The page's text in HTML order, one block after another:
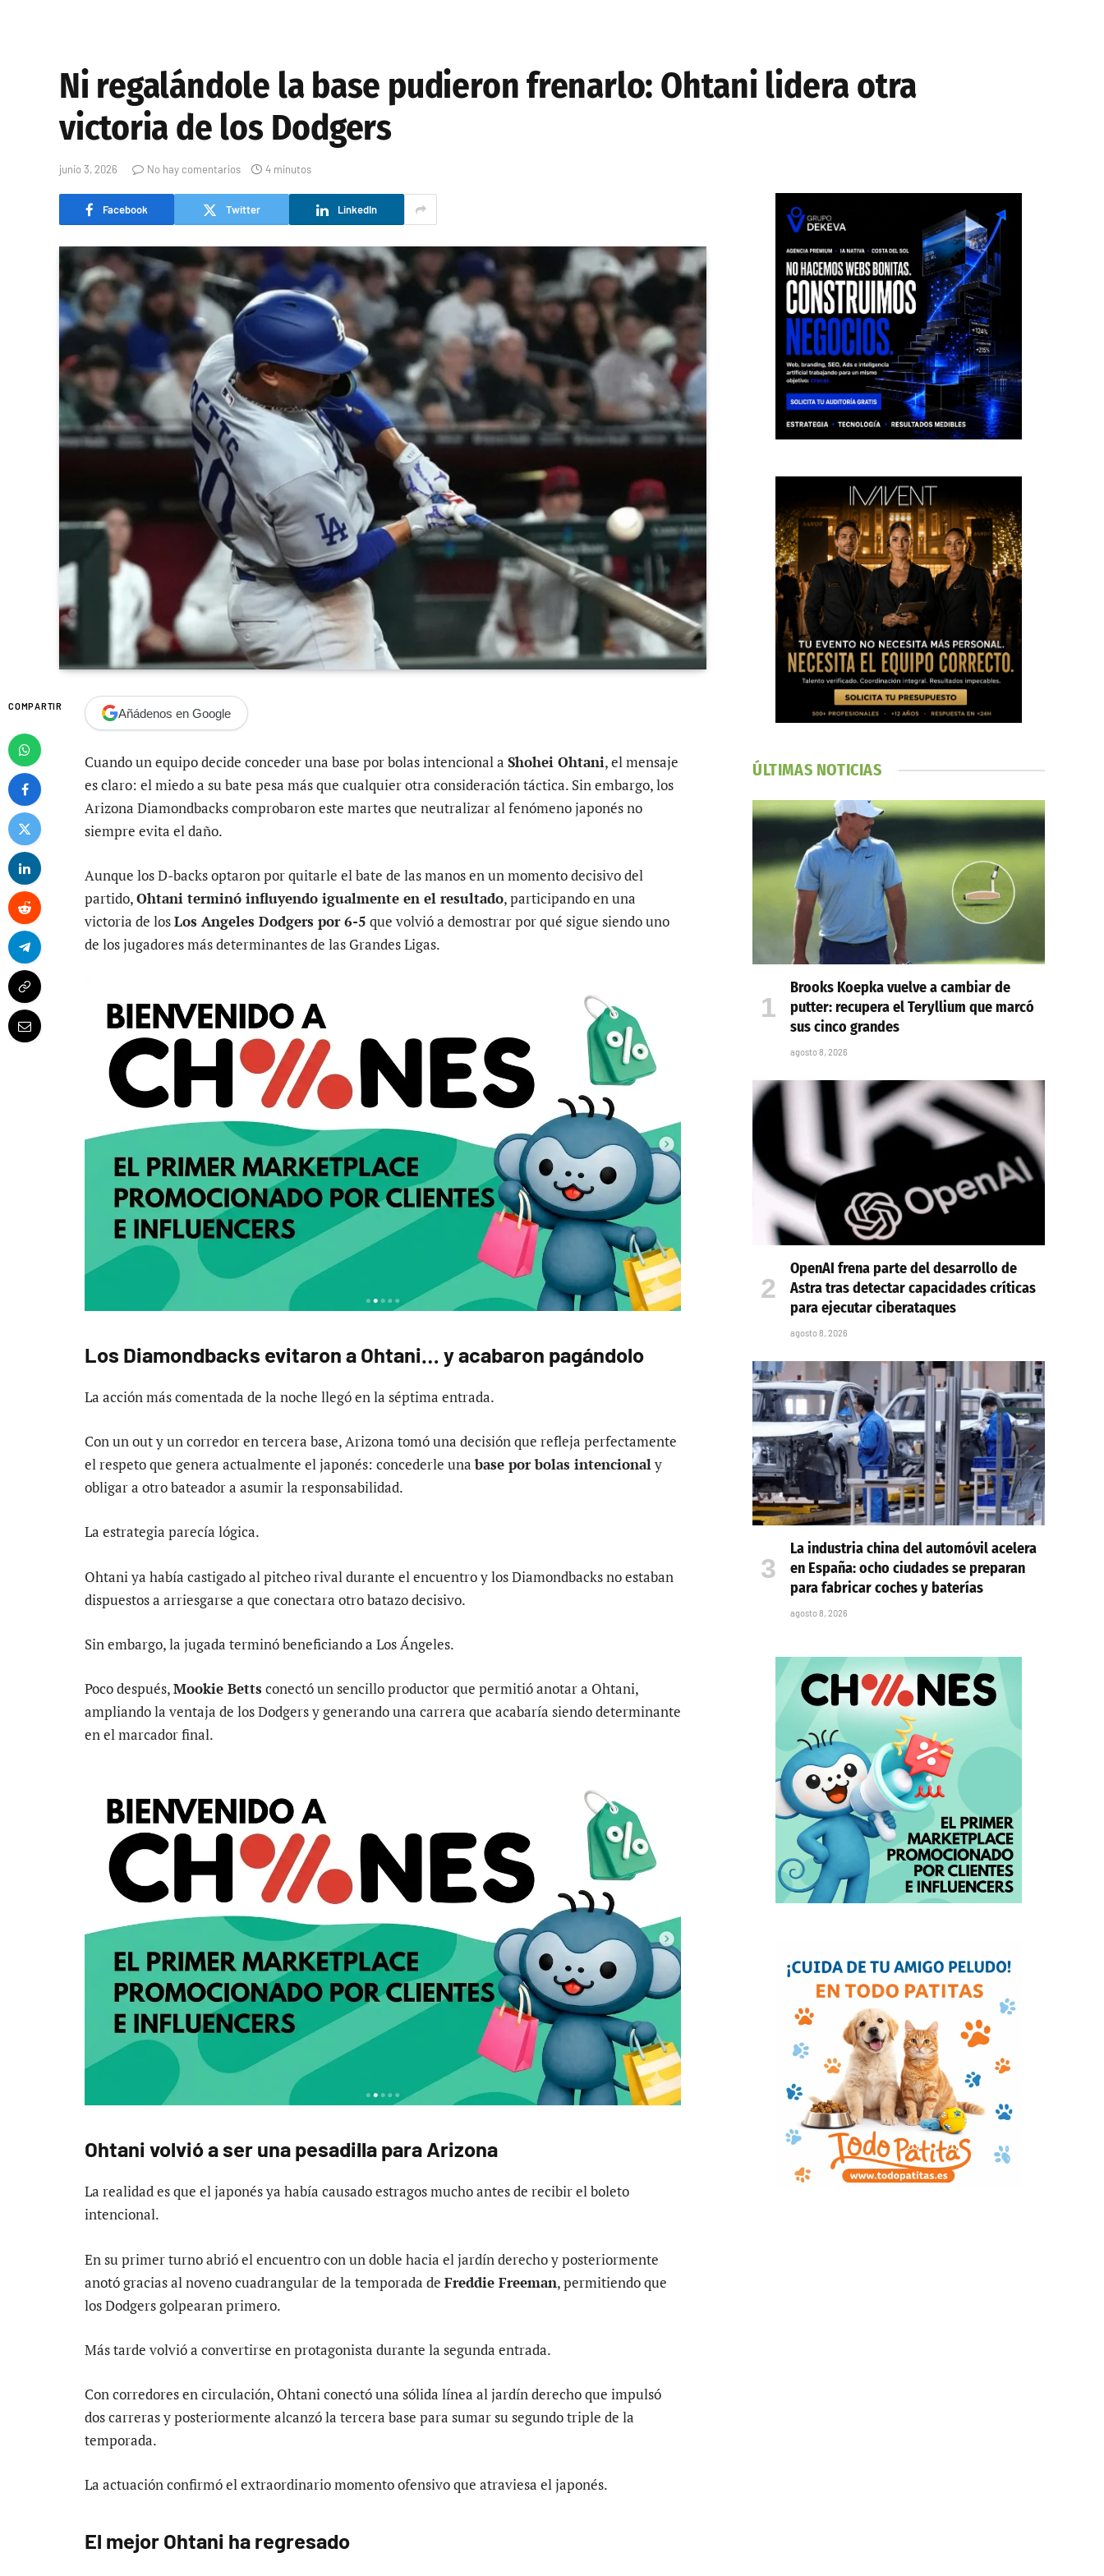
Ni regalándole la base pudieron frenarlo: Ohtani lidera otra
victoria de los Dodgers
junio 3, 2026 No hay comentarios 4 minutos
Facebook Twitter LinkedIn
COMPARTIR Añádenos en Google
Cuando un equipo decide conceder una base por bolas intencional a Shohei Ohtani, el mensaje
es claro: el miedo a su bate pesa más que cualquier otra consideración táctica. Sin embargo, los
Arizona Diamondbacks comprobaron este martes que neutralizar al fenómeno japonés no
siempre evita el daño.
Aunque los D-backs optaron por quitarle el bate de las manos en un momento decisivo del
partido,Ohtani terminó influyendo igualmente en el resultado, participando en una
victoria de losLos Angeles Dodgers por 6-5 que volvió a demostrar por qué sigue siendo uno
de los jugadores más determinantes de las Grandes Ligas.
Los Diamondbacks evitaron a Ohtani… y acabaron pagándolo
La acción más comentada de la noche llegó en la séptima entrada.
Con un out y un corredor en tercera base, Arizona tomó una decisión que refleja perfectamente
el respeto que genera actualmente el japonés: concederle unabase por bolas intencionaly
obligar a otro bateador a asumir la responsabilidad.
La estrategia parecía lógica.
Ohtani ya había castigado al pitcheo rival durante el encuentro y los Diamondbacks no estaban
dispuestos a arriesgarse a que conectara otro batazo decisivo.
Sin embargo, la jugada terminó beneficiando a Los Ángeles.
Poco después,Mookie Bettsconectó un sencillo productor que permitió anotar a Ohtani,
ampliando la ventaja de los Dodgers y generando una carrera que acabaría siendo determinante
en el marcador final.
Ohtani volvió a ser una pesadilla para Arizona
La realidad es que el japonés ya había causado estragos mucho antes de recibir el boleto
intencional.
En su primer turno abrió el encuentro con un doble hacia el jardín derecho y posteriormente
anotó gracias al noveno cuadrangular de la temporada de Freddie Freeman, permitiendo que
los Dodgers golpearan primero.
Más tarde volvió a convertirse en protagonista durante la segunda entrada.
Con corredores en circulación, Ohtani conectó una sólida línea al jardín derecho que impulsó
dos carreras y posteriormente alcanzó la tercera base para sumar su segundo triple de la
temporada.
La actuación confirmó el extraordinario momento ofensivo que atraviesa el japonés.
El mejor Ohtani ha regresado
ÚLTIMAS NOTICIAS
Brooks Koepka vuelve a cambiar de
putter: recupera el Teryllium que marcó
sus cinco grandes
agosto 8, 2026
OpenAI frena parte del desarrollo de
Astra tras detectar capacidades críticas
para ejecutar ciberataques
agosto 8, 2026
La industria china del automóvil acelera
en España: ocho ciudades se preparan
para fabricar coches y baterías
agosto 8, 2026